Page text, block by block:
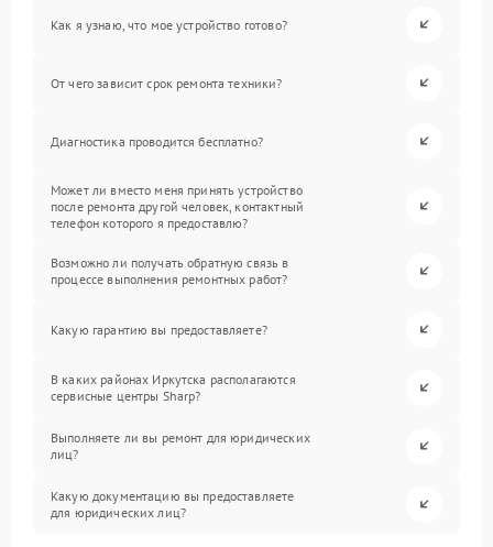
Как я узнаю, что мое устройство готово?
От чего зависит срок ремонта техники?
Диагностика проводится бесплатно?
Может ли вместо меня принять устройство
после ремонта другой человек, контактный
телефон которого я предоставлю?
Возможно ли получать обратную связь в
процессе выполнения ремонтных работ?
Какую гарантию вы предоставляете?
В каких районах Иркутска располагаются
сервисные центры Sharp?
Выполняете ли вы ремонт для юридических
лиц?
Какую документацию вы предоставляете
для юридических лиц?